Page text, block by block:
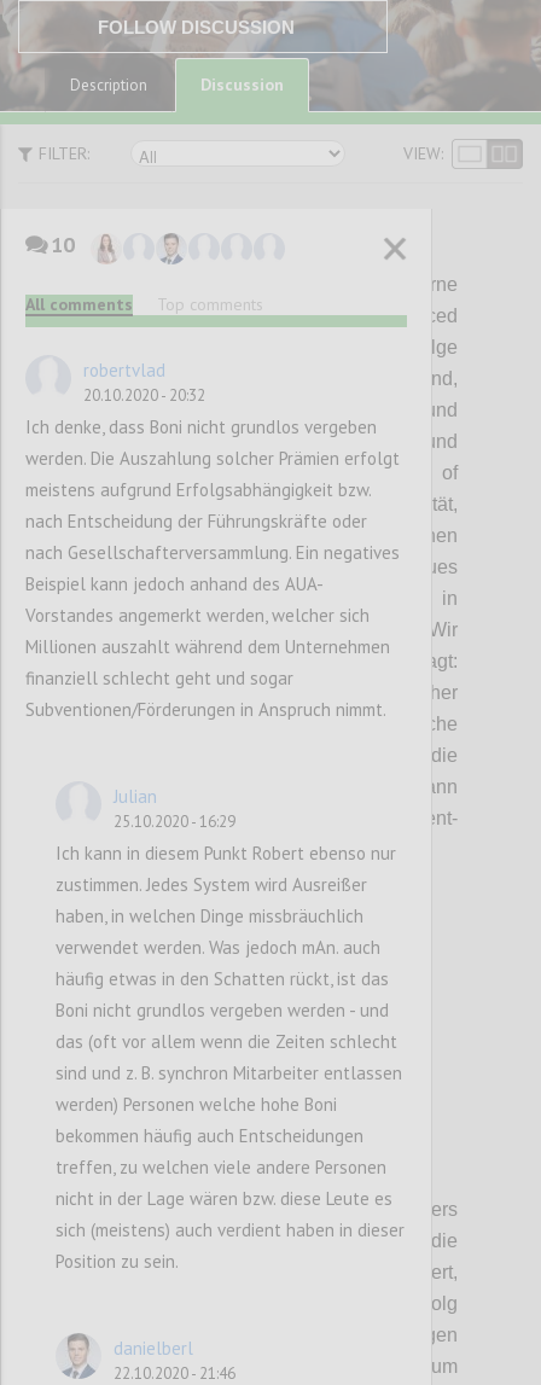
FOLLOW DISCUSSION
Description Discussion
FILTER: VIEW:
P1
Moderne
Managementsysteme wie z.B die Balanced
Scorecard und Bonussysteme, die auf Erfolge
in ein bis
zwei Jahren ausgelegt sind,
begünstigen kurzfristiges Denken und
zerstören langfristige Lösungen und
Innovation. Das Postulat der
Economy of
Scales fördert zudem Quantität vor Qualität,
was Staaten
wie China kurzfristig gewinnen
lässt. Ist es an der Zeit, ein völlig neues
Verständnis dafür, wie wir Wert in
Unternehmen bemessen, zu
Wir
haben uns in dieser Diskussion daher gefragt:
Was bedeutet Unternehmenserfolg? Welcher
Logik folgen daher Bonussysteme und welche
die
Ausgestaltung dieser Systeme? Wie
kann
langfristiges Denken in Management-
Bonussysteme implementiert werden?
P2
Kritische Unsicherheiten: Als besonders
kritische Unsicherheitwurde die
vorherrschende Kennzahlenlogik identifziert,
anhand derer in Unternehmen der Erfolg
gemessen und bewertet. Derzeit folgen
Kennzahlen dem Grundsatz: „Wachstum um
10
All comments Top comments
robertvlad
20.10.2020 - 20:32
Ich denke, dass Boni nicht grundlos vergeben
werden. Die Auszahlung solcher Prämien erfolgt
meistens aufgrund Erfolgsabhängigkeit bzw.
nach Entscheidung der Führungskräfte oder
nach Gesellschafterversammlung. Ein negatives
Beispiel kann jedoch anhand des AUA-
Vorstandes angemerkt werden, welcher sich
Millionen auszahlt während dem Unternehmen
finanziell schlecht geht und sogar
Subventionen/Förderungen in Anspruch nimmt.
Julian
25.10.2020 - 16:29
Ich kann in diesem Punkt Robert ebenso nur
zustimmen. Jedes System wird Ausreißer
haben, in welchen Dinge missbräuchlich
verwendet werden. Was jedoch mAn. auch
häufig etwas in den Schatten rückt, ist das
Boni nicht grundlos vergeben werden - und
das (oft vor allem wenn die Zeiten schlecht
sind und z. B. synchron Mitarbeiter entlassen
werden) Personen welche hohe Boni
bekommen häufig auch Entscheidungen
treffen, zu welchen viele andere Personen
nicht in der Lage wären bzw. diese Leute es
sich (meistens) auch verdient haben in dieser
Position zu sein.
danielberl
22.10.2020 - 21:46